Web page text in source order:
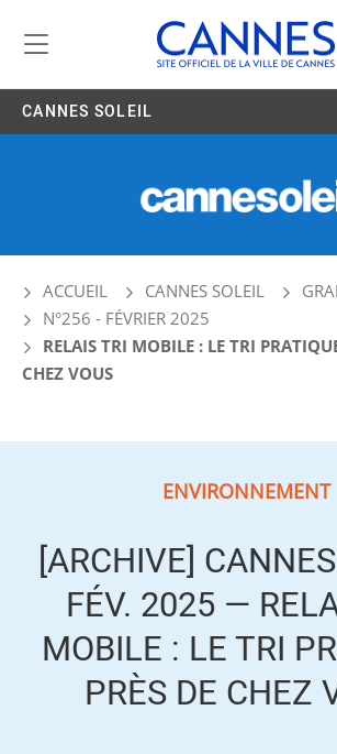
CANNES SOLEIL
ACCUEIL CANNES SOLEIL
N°256 - FÉVRIER 2025
RELAIS TRI MOBILE : LE TRI
CHEZ VOUS
ENVIRONNEMENT
[ARCHIVE]
FÉV. 2025 —
MOBILE : LE TRI
PRÈS DE CHEZ